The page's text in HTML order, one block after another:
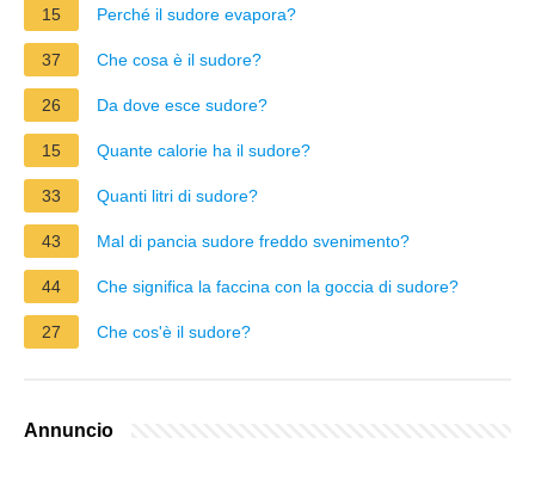
15 Perché il sudore evapora?
37 Che cosa è il sudore?
26 Da dove esce sudore?
15 Quante calorie ha il sudore?
33 Quanti litri di sudore?
43 Mal di pancia sudore freddo svenimento?
44 Che significa la faccina con la goccia di sudore?
27 Che cos'è il sudore?
Annuncio